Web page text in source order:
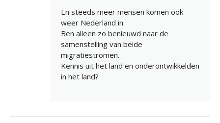
En steeds meer mensen komen ook
weer Nederland in.
Ben alleen zo benieuwd naar de
samenstelling van beide
migratiestromen.
Kennis uit het land en onderontwikkelden
in het land?